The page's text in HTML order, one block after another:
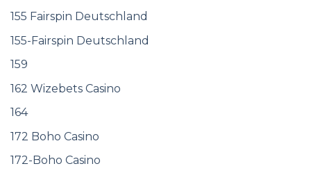
155 Fairspin Deutschland
155-Fairspin Deutschland
159
162 Wizebets Casino
164
172 Boho Casino
172-Boho Casino